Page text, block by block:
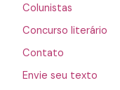
Colunistas
Concurso literário
Contato
Envie seu texto